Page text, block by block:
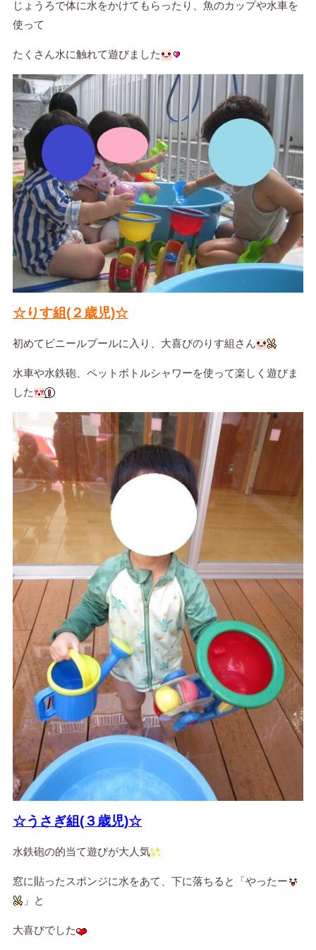
じょうろで体に水をかけてもらったり、魚のカップや水車を
使って
たくさん水に触れて遊びました
☆りす組(２歳児)☆
初めてビニールプールに入り、大喜びのりす組さん
水車や水鉄砲、ペットボトルシャワーを使って楽しく遊びま
した
☆うさぎ組(３歳児)☆
水鉄砲の的当て遊びが大人気
窓に貼ったスポンジに水をあて、下に落ちると「やったー
」と
大喜びでした